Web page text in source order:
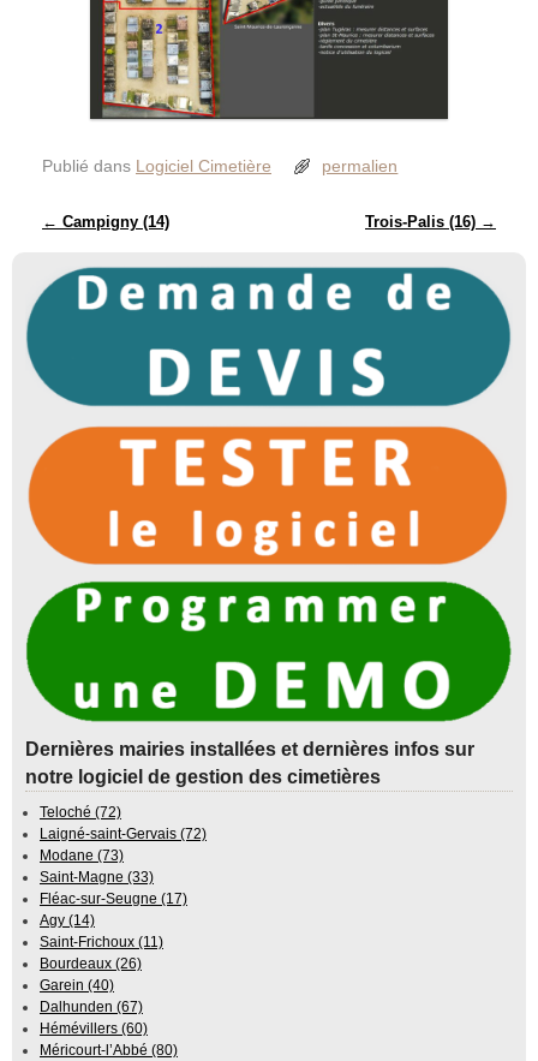
Publié dans Logiciel Cimetière permalien
Navigation des articles
← Campigny (14) Trois-Palis (16) →
Dernières mairies installées et dernières infos sur
notre logiciel de gestion des cimetières
Teloché (72)
Laigné-saint-Gervais (72)
Modane (73)
Saint-Magne (33)
Fléac-sur-Seugne (17)
Agy (14)
Saint-Frichoux (11)
Bourdeaux (26)
Garein (40)
Dalhunden (67)
Hémévillers (60)
Méricourt-l’Abbé (80)